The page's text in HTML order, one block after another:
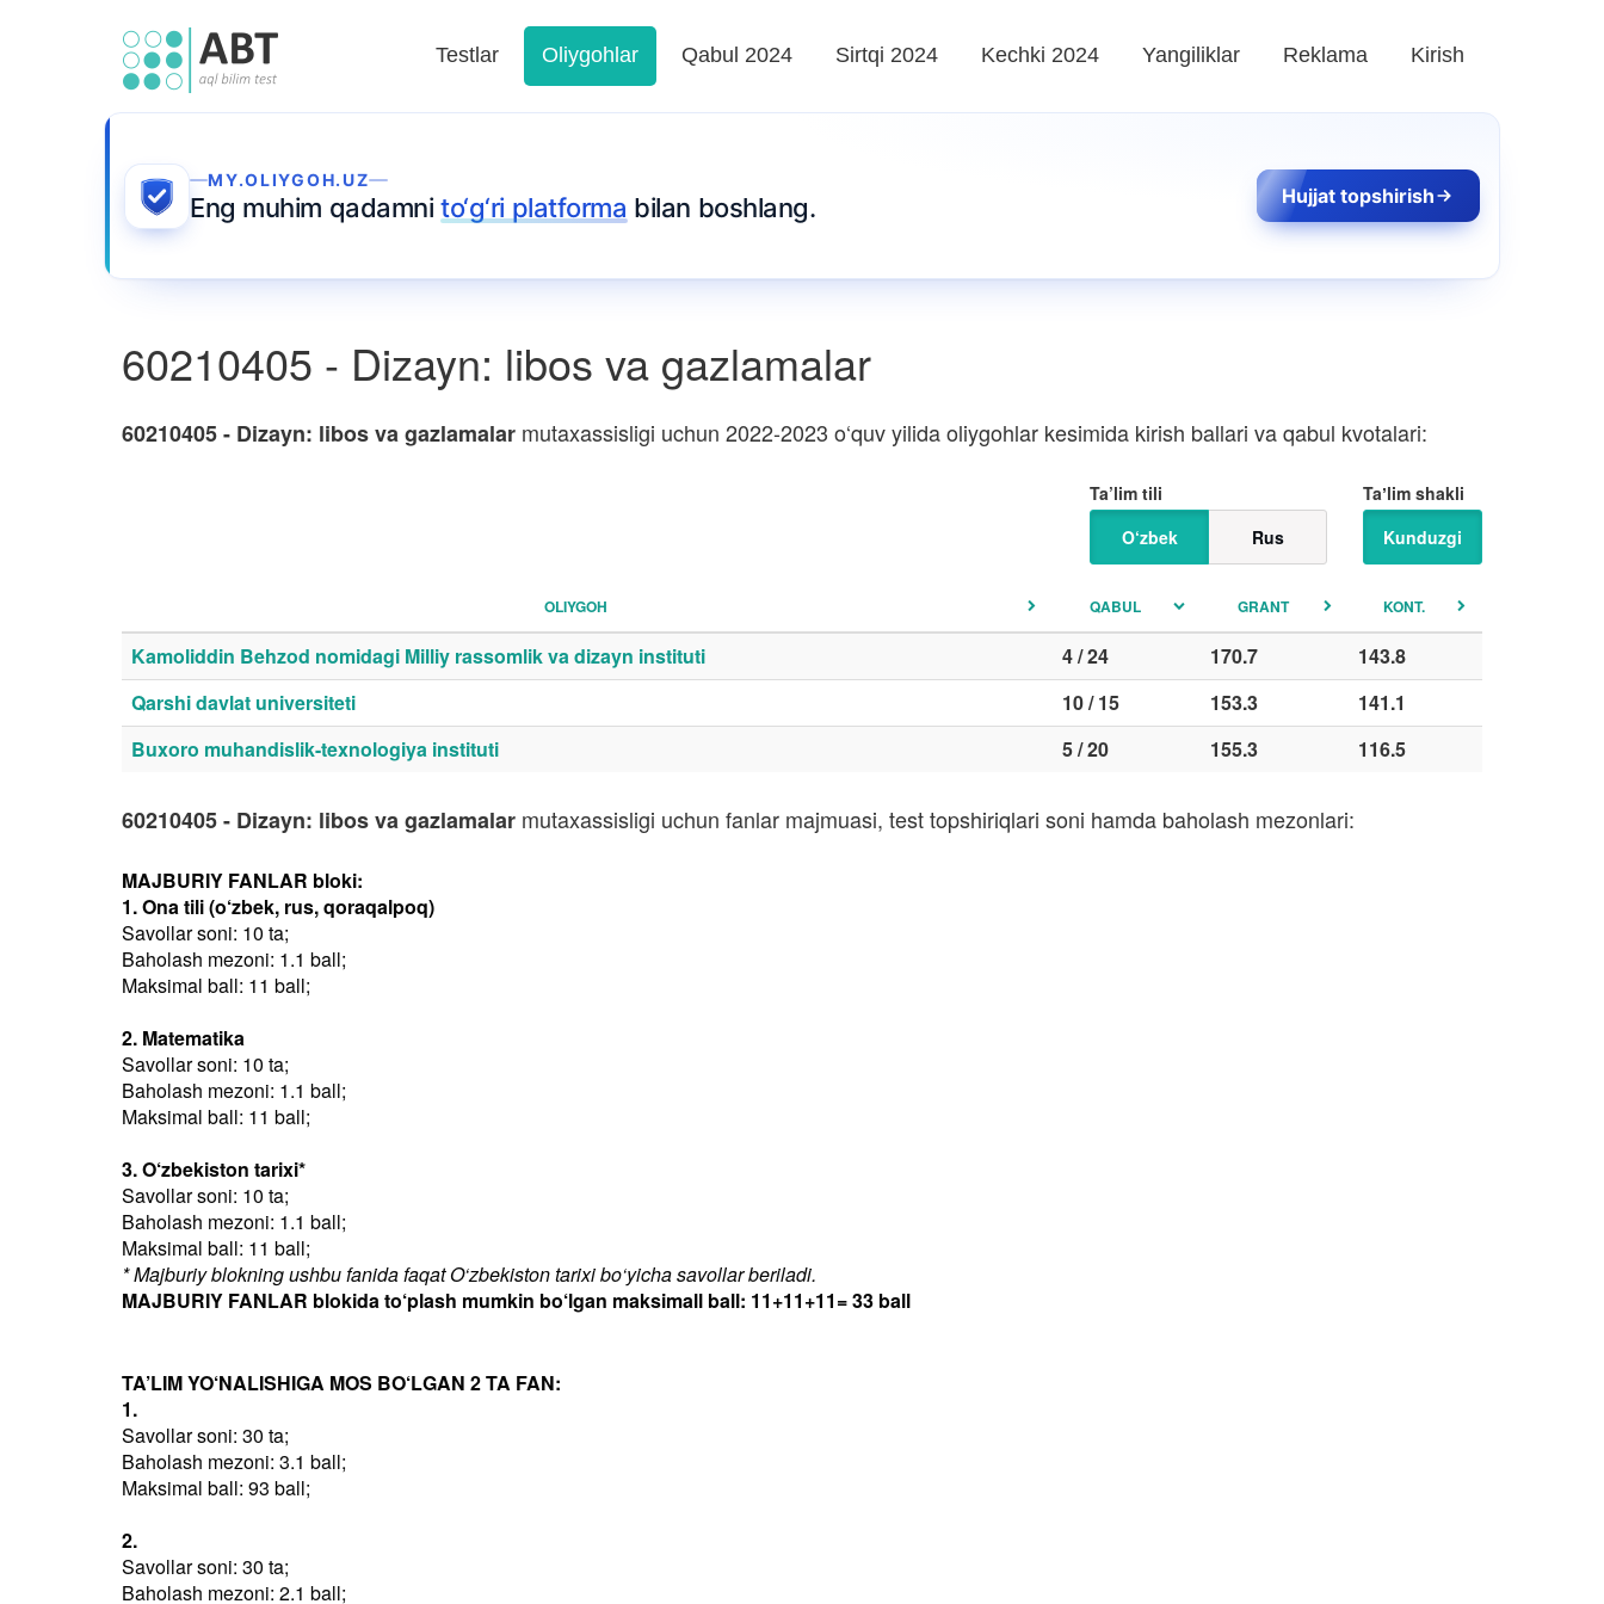
Testlar Oliygohlar Qabul 2024 Sirtqi 2024 Kechki 2024 Yangiliklar Reklama Kirish
MY.OLIYGOH.UZ
Eng muhim qadamnito‘g‘ri platforma bilan boshlang. Hujjat topshirish
60210405 - Dizayn: libos va gazlamalar
60210405 - Dizayn: libos va gazlamalar mutaxassisligi uchun 2022-2023 o‘quv yilida oliygohlar kesimida kirish ballari va qabul kvotalari:
Taʼlim shakli
Kunduzgi
Ta’lim tili
O‘zbek
Rus
OLIYGOH QABUL GRANT KONT.
Kamoliddin Behzod nomidagi Milliy rassomlik va dizayn instituti 4 / 24 170.7
143.8
Qarshi davlat universiteti
10 / 15 153.3
141.1
Buxoro muhandislik-texnologiya instituti
5 / 20 155.3 116.5
60210405 - Dizayn: libos va gazlamalar mutaxassisligi uchun fanlar majmuasi, test topshiriqlari soni hamda baholash mezonlari:
MAJBURIY FANLAR bloki:
1. Ona tili (o‘zbek, rus, qoraqalpoq)
Savollar soni: 10 ta;
Baholash mezoni: 1.1 ball;
Maksimal ball: 11 ball;
2. Matematika
Savollar soni: 10 ta;
Baholash mezoni: 1.1 ball;
Maksimal ball: 11 ball;
3. O‘zbekiston tarixi*
Savollar soni: 10 ta;
Baholash mezoni: 1.1 ball;
Maksimal ball: 11 ball;
* Majburiy blokning ushbu fanida faqat O‘zbekiston tarixi bo‘yicha savollar beriladi.
MAJBURIY FANLAR blokida to‘plash mumkin bo‘lgan maksimall ball: 11+11+11= 33 ball
TA’LIM YO‘NALISHIGA MOS BO‘LGAN 2 TA FAN:
1.
Savollar soni: 30 ta;
Baholash mezoni: 3.1 ball;
Maksimal ball: 93 ball;
2.
Savollar soni: 30 ta;
Baholash mezoni: 2.1 ball;